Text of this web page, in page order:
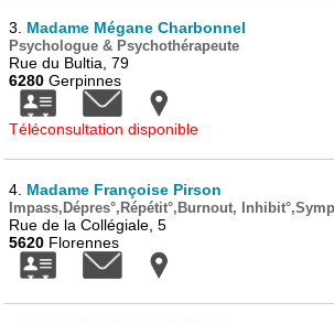
3. Madame Mégane Charbonnel
Psychologue & Psychothérapeute
Rue du Bultia, 79
6280 Gerpinnes
Téléconsultation disponible
4. Madame Françoise Pirson
Impass,Dépres°,Répétit°,Burnout,
Rue de la Collégiale, 5
5620 Florennes